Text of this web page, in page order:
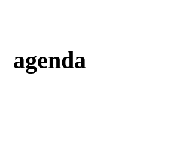
agenda